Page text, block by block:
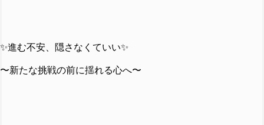
✨進む不安、隠さなくていい✨
〜新たな挑戦の前に揺れる心へ〜